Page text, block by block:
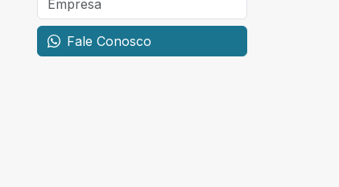
Fale Conosco